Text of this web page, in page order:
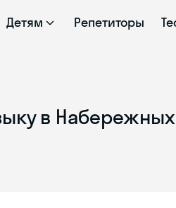
Детям Репетиторы
в